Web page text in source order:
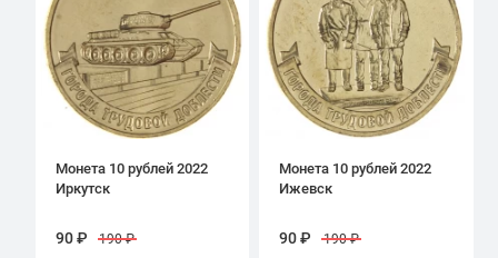
Монета 10 рублей 2022
Иркутск
90 ₽ 190 ₽
Монета 10 рублей 2022
Ижевск
90 ₽ 190 ₽